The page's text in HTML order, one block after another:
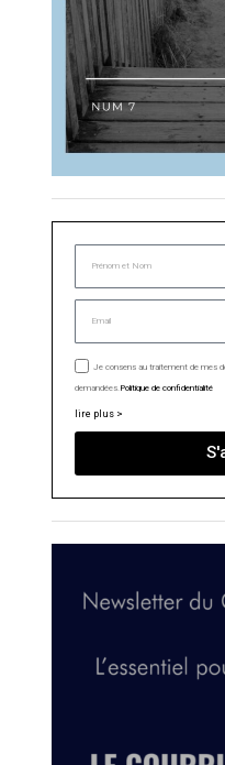
Je consens au traitement de mes
demandées. Politique de confidentialité
lire plus >